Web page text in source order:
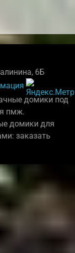
6Б
домики под
пмж.
домики для
заказать